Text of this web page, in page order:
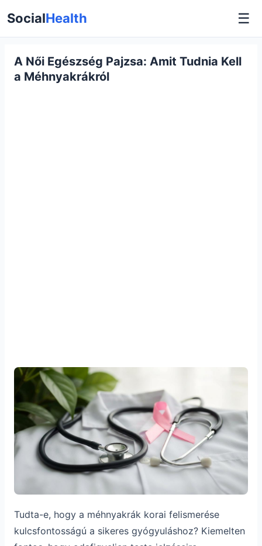
SocialHealth ☰
A Női Egészség Pajzsa: Amit Tudnia Kell
a Méhnyakrákról
Tudta-e, hogy a méhnyakrák korai felismerése
kulcsfontosságú a sikeres gyógyuláshoz? Kiemelten